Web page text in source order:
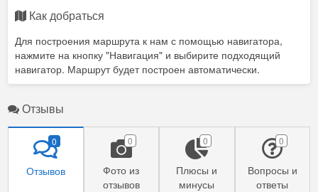
Как добраться
Для построения маршрута к нам с помощью навигатора,
нажмите на кнопку "Навигация" и выбирите подходящий
навигатор. Маршрут будет построен автоматически.
Отзывы
Отзывов
0
Фото из
отзывов
0
Плюсы и
минусы
0
Вопросы и
ответы
0